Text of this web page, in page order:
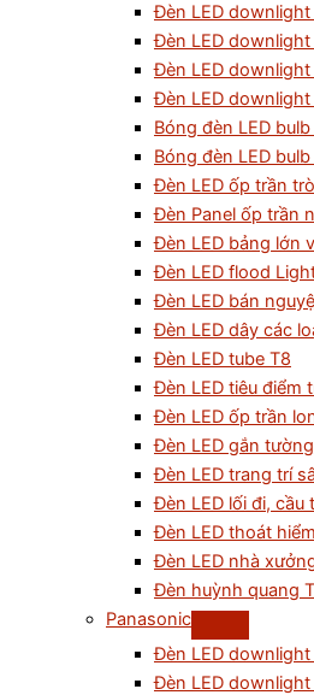
Đèn LED
Đèn LED
Đèn LED
Đèn LED
Bóng đèn LED
Bóng đèn LED
Đèn LED ốp trần
Đèn Panel ốp trần
Đèn LED bảng lớn
Đèn LED flood
Đèn LED bán
Đèn LED dây các
Đèn LED tube T8
Đèn LED tiêu điểm
Đèn LED ốp trần
Đèn LED gắn
Đèn LED trang trí
Đèn LED lối đi, cầu
Đèn LED thoát
Đèn LED nhà
Đèn huỳnh quang
Panasonic
Đèn LED downlight
Đèn LED downlight